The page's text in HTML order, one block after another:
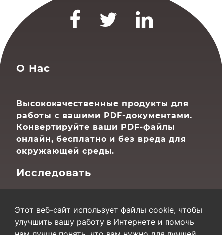
О Нас
Высококачественные продукты для
работы с вашими PDF-документами.
Конвертируйте ваши PDF-файлы
онлайн, бесплатно и без вреда для
окружающей среды.
Исследовать
О Нас
Контакт
Карта сайта
Этот веб-сайт использует файлы cookie, чтобы
улучшить вашу работу в Интернете и помочь